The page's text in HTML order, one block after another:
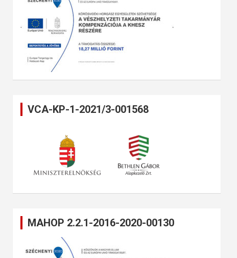
VCA-KP-1-2021/3-001568
MAHOP 2.2.1-2016-2020-00130